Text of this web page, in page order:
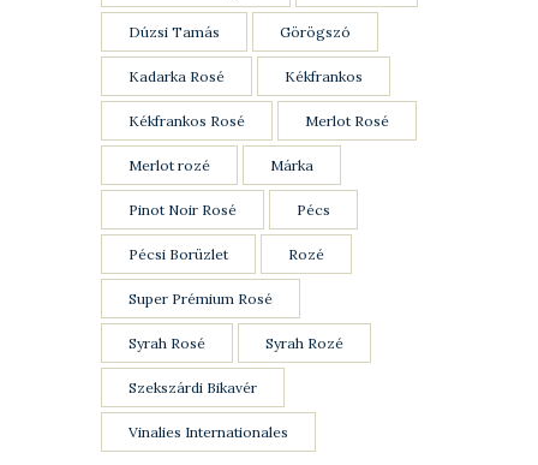
Dúzsi Tamás Görögszó
Kadarka Rosé Kékfrankos
Kékfrankos Rosé Merlot Rosé
Merlot rozé Márka
Pinot Noir Rosé Pécs
Pécsi Borüzlet Rozé
Super Prémium Rosé
Syrah Rosé Syrah Rozé
Szekszárdi Bikavér
Vinalies Internationales